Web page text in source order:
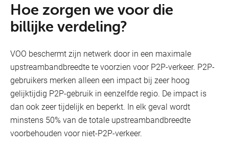
Hoe zorgen we voor die
billijke verdeling?
VOO beschermt zijn netwerk door in een maximale
upstreambandbreedte te voorzien voor P2P-verkeer. P2P-
gebruikers merken alleen een impact bij zeer hoog
gelijktijdig P2P-gebruik in eenzelfde regio. De impact is
dan ook zeer tijdelijk en beperkt. In elk geval wordt
minstens 50% van de totale upstreambandbreedte
voorbehouden voor niet-P2P-verkeer.